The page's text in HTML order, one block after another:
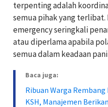
terpenting adalah
semua pihak yang terlibat.
emergency seringkali
atau diperlama apabila
semua dalam keadaan
Baca juga:
Ribuan Warga Rembang
KSH, Manajemen